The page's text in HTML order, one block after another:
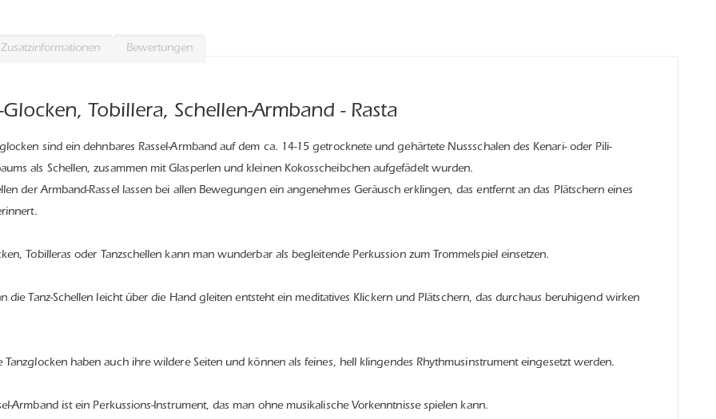
Glocken, Tobillera, Schellen-Armband - Rasta
sind ein dehnbares Rassel-Armband auf dem ca. 14-15 getrocknete und gehärtete Nussschalen des Kenari- oder Pili-
als Schellen, zusammen mit Glasperlen und kleinen Kokosscheibchen aufgefädelt wurden.
der Armband-Rassel lassen bei allen Bewegungen ein angenehmes Geräusch erklingen, das entfernt an das Plätschern eines
Tobilleras oder Tanzschellen kann man wunderbar als begleitende Perkussion zum Trommelspiel einsetzen.
die Tanz-Schellen leicht über die Hand gleiten entsteht ein meditatives Klickern und Plätschern, das durchaus beruhigend wirken
Tanzglocken haben auch ihre wildere Seiten und können als feines, hell klingendes Rhythmusinstrument eingesetzt werden.
Armband ist ein Perkussions-Instrument, das man ohne musikalische Vorkenntnisse spielen kann.
Zusatzinformationen Bewertungen